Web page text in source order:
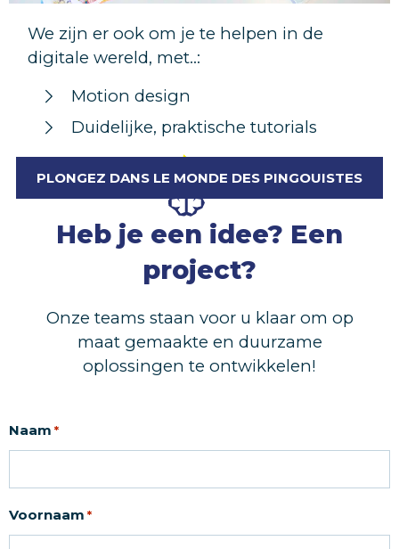
We zijn er ook om je te helpen in de
digitale wereld, met..:
Motion design
Duidelijke, praktische tutorials
PLONGEZ DANS LE MONDE DES PINGOUISTES
Heb je een idee? Een
project?
Onze teams staan voor u klaar om op
maat gemaakte en duurzame
oplossingen te ontwikkelen!
Naam *
Voornaam *